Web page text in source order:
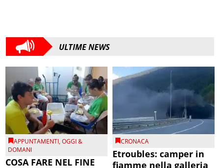
ULTIME NEWS
APPUNTAMENTI,OGGI &
DOMANI
COSA FARE NEL FINE
CRONACA
Etroubles: camper in
fiamme nella galleria